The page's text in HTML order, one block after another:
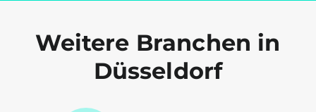
Weitere Branchen in
Düsseldorf